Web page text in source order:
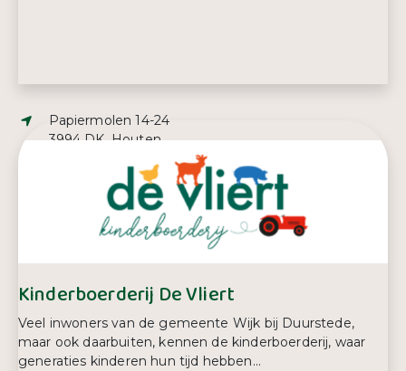
Adres:
Papiermolen 14-24
3994 DK, Houten
marcom@kindencoludens.nl
Telefoonnummer:
030 695 84 69
Kinderboerderij De Vliert
Veel inwoners van de gemeente Wijk bij Duurstede,
maar ook daarbuiten, kennen de kinderboerderij, waar
generaties kinderen hun tijd hebben...